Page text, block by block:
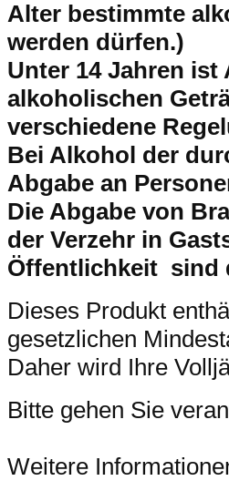
Alter bestimmte
werden dürfen.)
Unter 14 Jahren
alkoholischen
verschiedene
Bei Alkohol der
Abgabe an
Die Abgabe von
der Verzehr in
Öffentlichkeit sind
Dieses Produkt
gesetzlichen
Daher wird Ihre
Bitte gehen Sie
Weitere